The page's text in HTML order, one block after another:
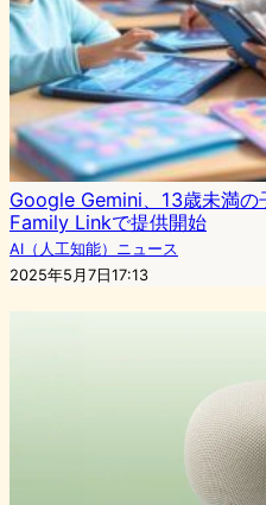
Google Gemini、13歳未満の
Family Linkで提供開始
AI（人工知能）ニュース
2025年5月7日17:13